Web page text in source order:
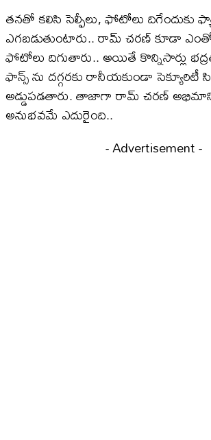
తనతో కలిసి సెల్ఫీలు, ఫోటోలు దిగేందుకు
ఎగబడుతుంటారు.. రామ్ చరణ్ కూడా
ఫోటోలు దిగుతారు.. అయితే కొన్నిసార్లు
ఫాన్స్ ను దగ్గరకు రానీయకుండా సెక్యూరిటీ
అడ్డుపడతారు. తాజాగా రామ్ చరణ్
అనుభవమే ఎదురైంది..
- Advertisement -